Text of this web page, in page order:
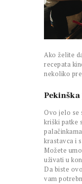
Ako želite
recepata
nekoliko
Ovo jelo se
kriški patke
krastavca i
Možete
uživati u
Da biste
vam